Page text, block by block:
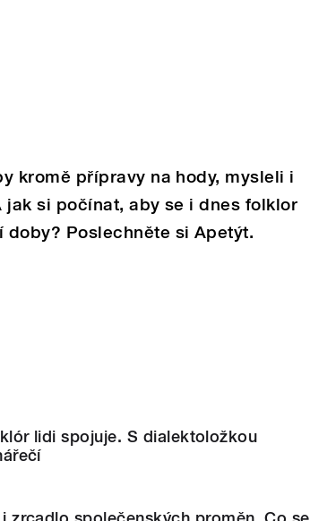
kromě přípravy na hody, mysleli i
jak si počínat, aby se i dnes folklor
Poslechněte si Apetýt.
lidi spojuje. S dialektoložkou